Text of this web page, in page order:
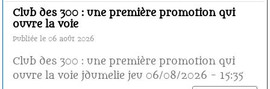
Club des 300 : une première promotion qui
ouvre la voie
Publiée le 06 août 2026
Club des 300 : une première promotion qui
ouvre la voie jdumelie jeu 06/08/2026 - 15:35